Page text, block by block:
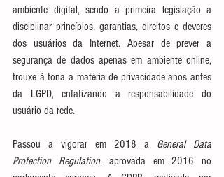
ambiente digital, sendo a primeira legislação a
disciplinar princípios, garantias, direitos e deveres
dos usuários da Internet. Apesar de prever a
segurança de dados apenas em ambiente online,
trouxe à tona a matéria de privacidade anos antes
da LGPD, enfatizando a responsabilidade do
usuário da rede.
Passou a vigorar em 2018 a General Data
Protection Regulation, aprovada em 2016 no